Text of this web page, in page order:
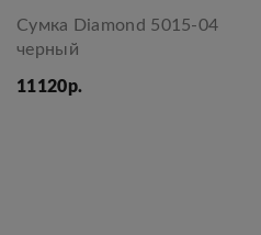
Сумка Diamond 5015-04
черный
11120р.